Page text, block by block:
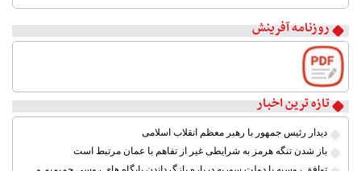
روزنامه آفرینش
۲
۳
۴
۵
۶
۷
۸
تازه ترین اخبار
دیدار رئیس جمهور با رهبر معظم انقلاب اسلامی
باز شدن تنگه هرمز به شرایطی غیر از تفاهم با عمان مرتبط است